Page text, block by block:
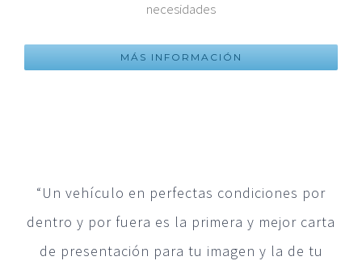
necesidades
MÁS INFORMACIÓN
“Un vehículo en perfectas condiciones por
dentro y por fuera es la primera y mejor carta
de presentación para tu imagen y la de tu